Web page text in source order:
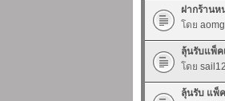
ฝากร้านห
โดย
ลุ้นรับแพ็ค
โดย
ลุ้นรับ แพ็